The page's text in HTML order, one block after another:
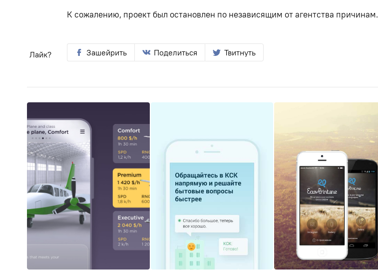
К сожалению, проект был остановлен по независящим от агентства причинам.
Лайк? Зашейрить Поделиться Твитнуть